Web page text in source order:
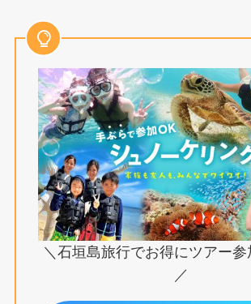
＼石垣島旅行でお得にツアー参
／